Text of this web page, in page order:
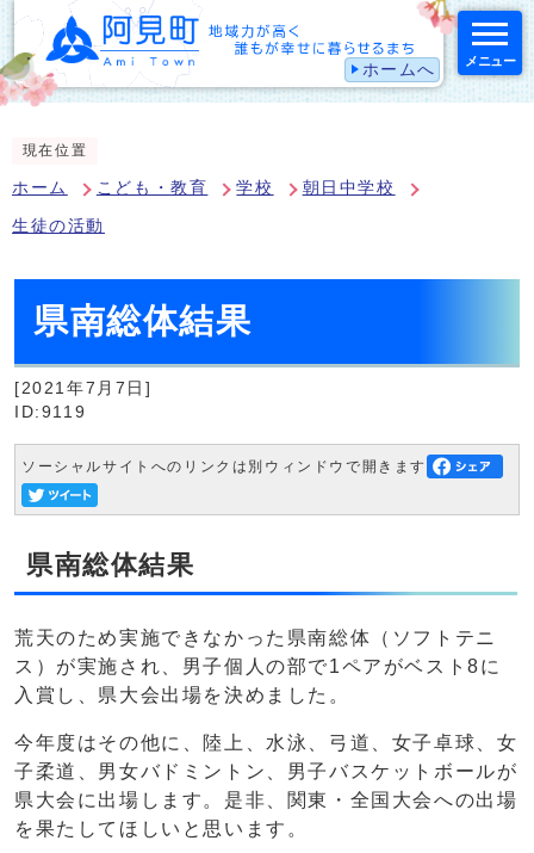
ホームへ メニュー
現在位置
ホーム こども・教育 学校 朝日中学校
生徒の活動
県南総体結果
[2021年7月7日]
ID:9119
ソーシャルサイトへのリンクは別ウィンドウで開きます
県南総体結果
荒天のため実施できなかった県南総体（ソフトテニ
ス）が実施され、男子個人の部で1ペアがベスト8に
入賞し、県大会出場を決めました。
今年度はその他に、陸上、水泳、弓道、女子卓球、女
子柔道、男女バドミントン、男子バスケットボールが
県大会に出場します。是非、関東・全国大会への出場
を果たしてほしいと思います。